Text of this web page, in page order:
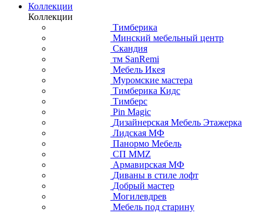
Коллекции
Коллекции
Тимберика
Минский мебельный центр
Скандия
тм SanRemi
Мебель Икея
Муромские мастера
Тимберика Кидс
Тимберс
Pin Magic
Дизайнерская Мебель Этажерка
Лидская МФ
Панормо Мебель
СП ММZ
Армавирская МФ
Диваны в стиле лофт
Добрый мастер
Могилевдрев
Мебель под старину